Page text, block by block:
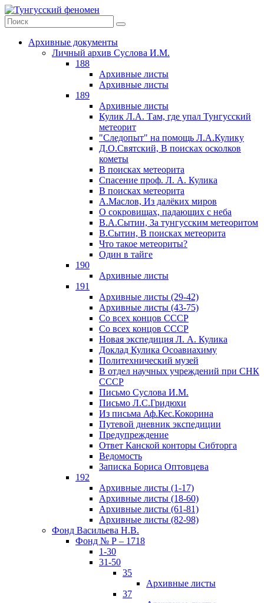
Архивные документы
Личный архив Суслова И.М.
188
Архивные листы
Архивные листы
189
Архивные листы
Кулик Л.А. Там, где упал Тунгусский
метеорит
"Следопыт" на помощь Л.А.Кулику
Д.О.Святский, В поисках осколков
кометы
В поисках метеорита
Спасение проф. Л. А. Кулика
В поисках метеорита
А.Маслов, Из далёких миров
О сокровищах, падающих с неба
В.А.Сытин, За тунгусским метеоритом
В.Сытин, В поисках метеорита
Что такое метеориты?
Один в тайге
190
Архивные листы
191
Архивные листы (29-42)
Архивные листы (43-75)
Со всех концов СССР
Со всех концов СССР
Новая экспедиция Л. А. Кулика
Доклад Кулика Осоавиахиму
Политехнический музей
В отдел научных учреждений при СНК
СССР
Письмо Суслова И.М.
Письмо Л.С.Гридюхи
Из письма Аф.Кес.Кокорина
Путевой дневник экспедиции
Предупреждение
Ответ Канской конторы Сибторга
Ведомость
Записка Бориса Оптовцева
192
Архивные листы (1-17)
Архивные листы (18-60)
Архивные листы (61-81)
Архивные листы (82-98)
Фонд Васильева Н.В.
Фонд № Р – 1718
1-30
31-50
35
Архивные листы
37